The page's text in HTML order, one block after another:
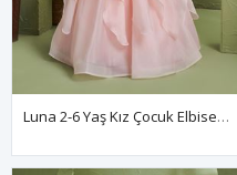
Luna 2-6 Yaş Kız Çocuk Elbise 20167 Somon